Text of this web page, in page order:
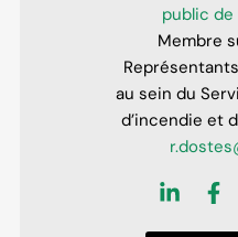
public de
Membre
au sein du
d’incendie et